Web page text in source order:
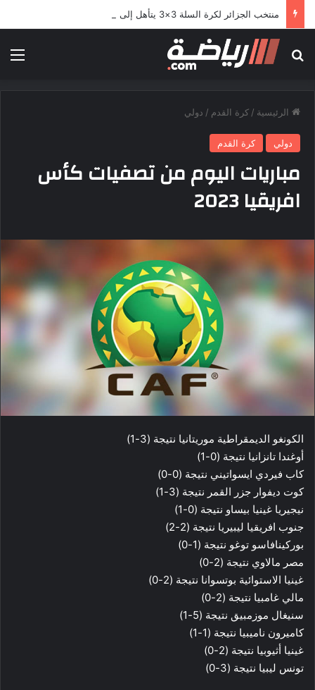
بحث عن
الرئيسية / كرة القدم / دولي
دولي كرة القدم
مباريات اليوم من تصفيات كأس
افريقيا 2023
الكونغو الديمقراطية موريتانيا نتيجة (3-1)
أوغندا تانزانيا نتيجة (0-1)
كاب فيردي ايسواتيني نتيجة (0-0)
كوت ديفوار جزر القمر نتيجة (3-1)
نيجيريا غينيا بيساو نتيجة (0-1)
جنوب افريقيا ليبيريا نتيجة (2-2)
بوركينافاسو توغو نتيجة (1-0)
مصر مالاوي نتيجة (2-0)
غينيا الاستوائية بوتسوانا نتيجة (2-0)
مالي غامبيا نتيجة (2-0)
سنيغال موزمبيق نتيجة (5-1)
كاميرون ناميبيا نتيجة (1-1)
غينيا أثيوبيا نتيجة (2-0)
تونس ليبيا نتيجة (3-0)